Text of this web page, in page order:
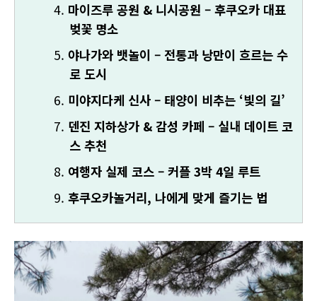
마이즈루 공원 & 니시공원 – 후쿠오카 대표
벚꽃 명소
야나가와 뱃놀이 – 전통과 낭만이 흐르는 수
로 도시
미야지다케 신사 – 태양이 비추는 ‘빛의 길’
덴진 지하상가 & 감성 카페 – 실내 데이트 코
스 추천
여행자 실제 코스 – 커플 3박 4일 루트
후쿠오카놀거리, 나에게 맞게 즐기는 법